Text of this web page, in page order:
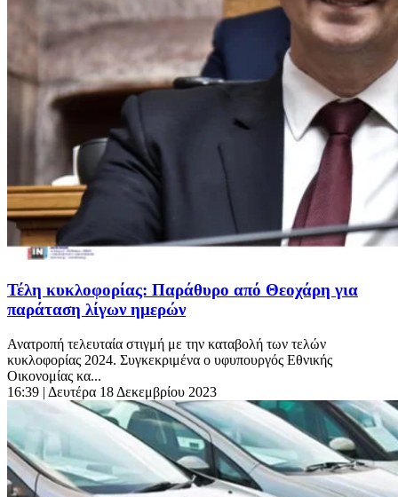
Τέλη κυκλοφορίας: Παράθυρο από Θεοχάρη για
παράταση λίγων ημερών
Ανατροπή τελευταία στιγμή με την καταβολή των τελών
κυκλοφορίας 2024. Συγκεκριμένα ο υφυπουργός Εθνικής
Οικονομίας κα...
16:39 | Δευτέρα 18 Δεκεμβρίου 2023